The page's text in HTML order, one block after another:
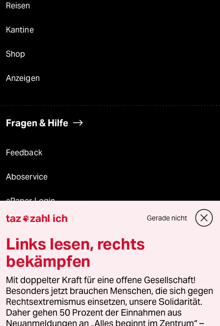
Reisen
Kantine
Shop
Anzeigen
Fragen & Hilfe
Feedback
Aboservice
ePaper Login
Downloads für Abonnierende
© 2026 taz Verlags und Vertriebs GmbH
Alle Rechte vorbehalten. Bei rechtlichen Fragen oder für Genehmigungen
wenden Sie sich bitte an
lizenzen@taz.de
Feedback Redaktionsstatut Kommune-Richtlinien
taz zahl ich Gerade nicht
Links lesen, rechts
bekämpfen
Mit doppelter Kraft für eine offene Gesellschaft!
Besonders jetzt brauchen Menschen, die sich gegen
Rechtsextremismus einsetzen, unsere Solidarität.
Daher gehen 50 Prozent der Einnahmen aus
Neuanmeldungen an „Alles beginnt im Zentrum“ –